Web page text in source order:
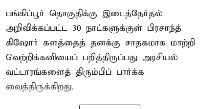
பங்கிப்பூர் தொகுதிக்கு இடைத்தேர்தல்
அறிவிக்கப்பட்ட 30 நாட்களுக்குள் பிரசாந்த்
கிஷோர் களத்தைத் தனக்கு சாதகமாக மாற்றி
வெற்றிக்கனியைப் பறித்திருப்பது அரசியல்
வட்டாரங்களைத் திரும்பிப் பார்க்க
வைத்திருக்கிறது.